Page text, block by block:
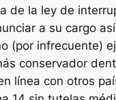
de la ley de
a su cargo
(por infrecuente)
conservador
línea con otros